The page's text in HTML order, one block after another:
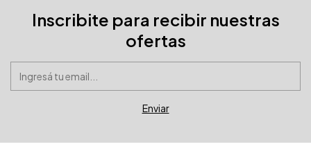
Inscribite para recibir nuestras
ofertas